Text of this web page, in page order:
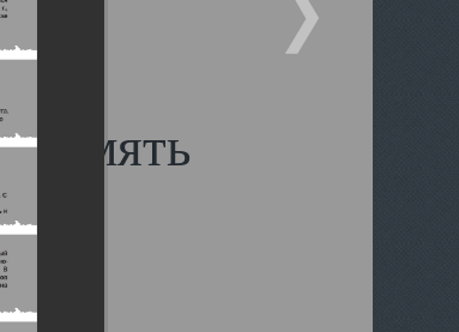
память